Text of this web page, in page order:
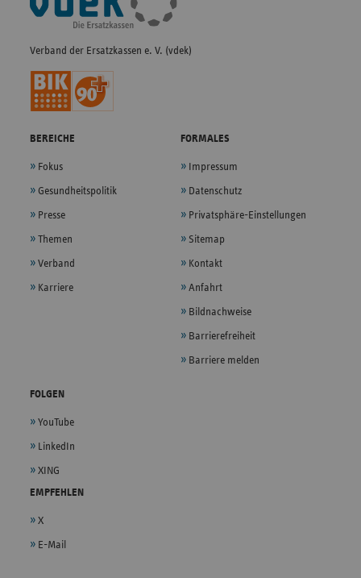
Navigation
Verband der Ersatzkassen e. V. (vdek)
BEREICHE
Fokus
Gesundheitspolitik
Presse
Themen
Verband
Karriere
FORMALES
Impressum
Datenschutz
Privatsphäre-Einstellungen
Sitemap
Kontakt
Anfahrt
Bildnachweise
Barrierefreiheit
Barriere melden
FOLGEN
YouTube
LinkedIn
XING
EMPFEHLEN
X
E-Mail